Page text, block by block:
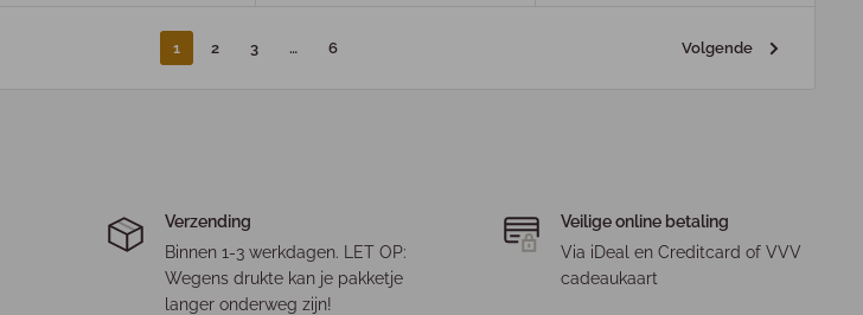
1 2 3 … 6 Volgende
Verzending
Binnen 1-3 werkdagen. LET OP:
Wegens drukte kan je pakketje
langer onderweg zijn!
Veilige online betaling
Via iDeal en Creditcard of VVV
cadeaukaart